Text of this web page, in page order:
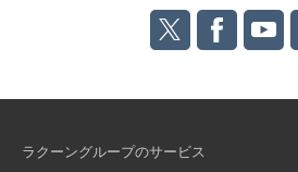
ラクーングループのサービス